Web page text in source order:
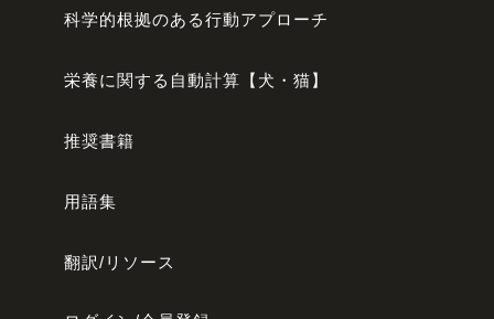
科学的根拠のある行動アプローチ
栄養に関する自動計算【犬・猫】
推奨書籍
用語集
翻訳/リソース